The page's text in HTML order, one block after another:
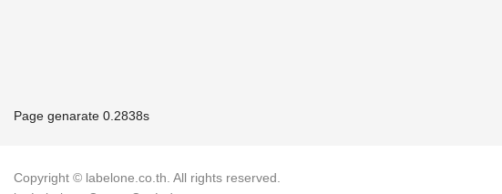
Page genarate 0.2838s
Copyright © labelone.co.th. All rights reserved.